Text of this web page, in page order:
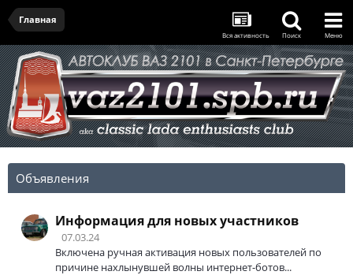
Главная
Вся активность Поиск Меню
Объявления
Информация для новых участников
07.03.24
Включена ручная активация новых пользователей по
причине нахлынувшей волны интернет-ботов...